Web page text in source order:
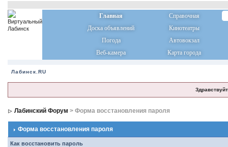
Главная
Справочная
Доска объявлений
Кинотеатры
Погода
Автовокзал
Веб-камера
Карта города
Лабинск.RU
Лабинский Форум > Форма восстановления пароля
Форма восстановления пароля
Как восстановить пароль